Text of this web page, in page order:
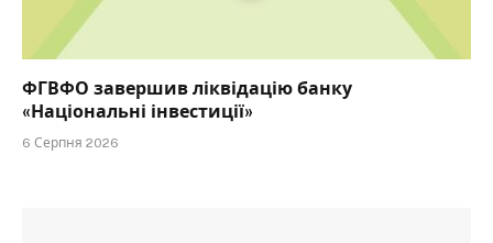
ФГВФО завершив ліквідацію банку
«Національні інвестиції»
6 Серпня 2026